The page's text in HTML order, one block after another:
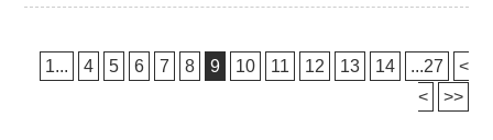
1... 4 5 6 7 8 9 10 11 12 13 14 ...27
<
<
>>